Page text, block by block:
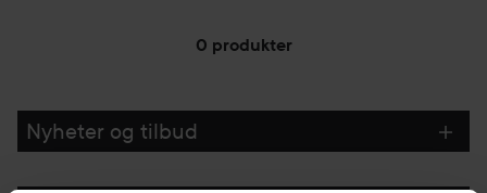
0 produkter
GÅ TIL FILTRE
Nyheter og tilbud